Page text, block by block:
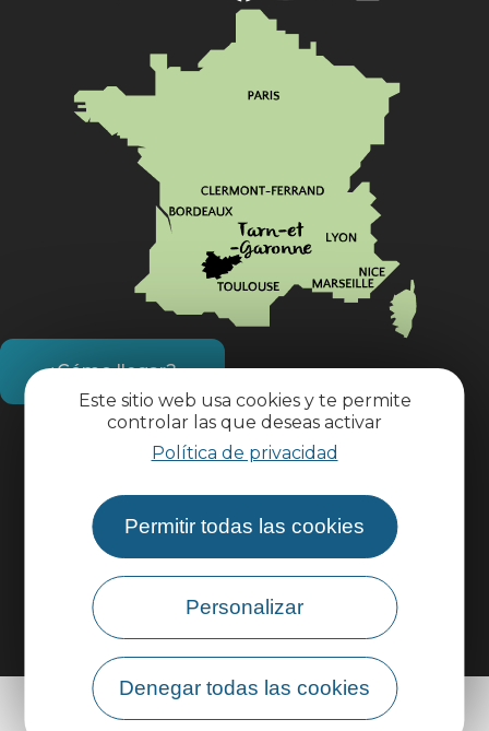
Este sitio web usa cookies y te permite
controlar las que deseas activar
Política de privacidad
Permitir todas las cookies
Personalizar
Denegar todas las cookies
¿Cómo llegar?
Información práctica
Área de grupo